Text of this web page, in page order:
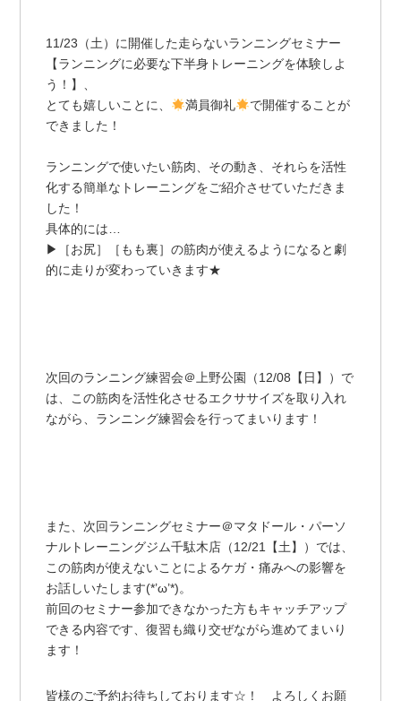
11/23（土）に開催した走らないランニングセミナー
【ランニングに必要な下半身トレーニングを体験しよ
う！】、
とても嬉しいことに、
満員御礼
で開催することが
できました！
ランニングで使いたい筋肉、その動き、それらを活性
化する簡単なトレーニングをご紹介させていただきま
した！
具体的には…
▶︎［お尻］［もも裏］の筋肉が使えるようになると劇
的に走りが変わっていきます★
次回のランニング練習会＠上野公園（12/08【日】）で
は、この筋肉を活性化させるエクササイズを取り入れ
ながら、ランニング練習会を行ってまいります！
また、次回ランニングセミナー＠マタドール・パーソ
ナルトレーニングジム千駄木店（12/21【土】）では、
この筋肉が使えないことによるケガ・痛みへの影響を
お話しいたします(*’ω’*)。
前回のセミナー参加できなかった方もキャッチアップ
できる内容です、復習も織り交ぜながら進めてまいり
ます！
皆様のご予約お待ちしております☆！ よろしくお願